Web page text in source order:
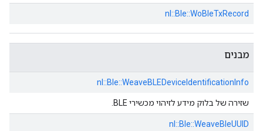
nl::Ble::WoBleTxRecord
מבנים
nl::Ble::WeaveBLEDeviceIdentificationInfo
שזירה של בלוק מידע לזיהוי מכשירי BLE.
nl::Ble::WeaveBleUUID